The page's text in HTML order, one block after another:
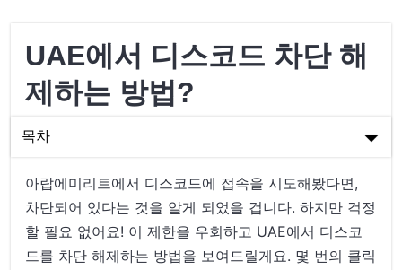
UAE에서 디스코드 차단 해
제하는 방법?
목차
UAE에서 디스코드 차단 이해하기
UAE에서 디스코드 차단 해제하는 신뢰할 수 있는 방법
아랍에미리트에서 디스코드에 접속을 시도해봤다면,
차단되어 있다는 것을 알게 되었을 겁니다. 하지만 걱정
할 필요 없어요! 이 제한을 우회하고 UAE에서 디스코
드를 차단 해제하는 방법을 보여드릴게요. 몇 번의 클릭